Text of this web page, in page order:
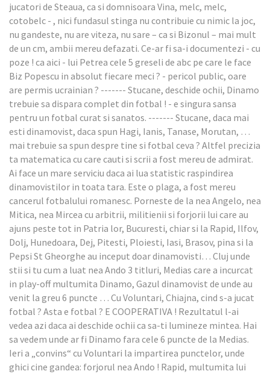
jucatori de Steaua, ca si domnisoara Vina, melc, melc,
cotobelc - , nici fundasul stinga nu contribuie cu nimic la joc,
nu gandeste, nu are viteza, nu sare – ca si Bizonul – mai mult
de un cm, ambii mereu defazati. Ce-ar fi sa-i documentezi - cu
poze ! ca aici - lui Petrea cele 5 greseli de abc pe care le face
Biz Popescu in absolut fiecare meci ? - pericol public, oare
are permis ucrainian ? ------- Stucane, deschide ochii, Dinamo
trebuie sa dispara complet din fotbal ! - e singura sansa
pentru un fotbal curat si sanatos. ------- Stucane, daca mai
esti dinamovist, daca spun Hagi, Ianis, Tanase, Morutan, …
mai trebuie sa spun despre tine si fotbal ceva ? Altfel precizia
ta matematica cu care cauti si scrii a fost mereu de admirat.
Ai face un mare serviciu daca ai lua statistic raspindirea
dinamovistilor in toata tara. Este o plaga, a fost mereu
cancerul fotbalului romanesc. Porneste de la nea Angelo, nea
Mitica, nea Mircea cu arbitrii, militienii si forjorii lui care au
ajuns peste tot in Patria lor, Bucuresti, chiar si la Rapid, Ilfov,
Dolj, Hunedoara, Dej, Pitesti, Ploiesti, Iasi, Brasov, pina si la
Pepsi St Gheorghe au inceput doar dinamovisti… Cluj unde
stii si tu cum a luat nea Ando 3 titluri, Medias care a incurcat
in play-off multumita Dinamo, Gazul dinamovist de unde au
venit la greu 6 puncte … Cu Voluntari, Chiajna, cind s-a jucat
fotbal ? Asta e fotbal ? E COOPERATIVA ! Rezultatul l-ai
vedea azi daca ai deschide ochii ca sa-ti lumineze mintea. Hai
sa vedem unde ar fi Dinamo fara cele 6 puncte de la Medias.
Ieri a „convins“ cu Voluntari la impartirea punctelor, unde
ghici cine gandea: forjorul nea Ando ! Rapid, multumita lui